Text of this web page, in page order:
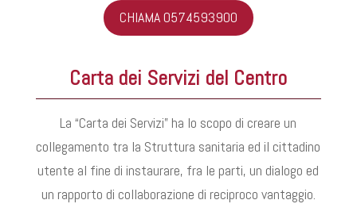
CHIAMA 0574593900
Carta dei Servizi del Centro
La “Carta dei Servizi” ha lo scopo di creare un
collegamento tra la Struttura sanitaria ed il cittadino
utente al fine di instaurare, fra le parti, un dialogo ed
un rapporto di collaborazione di reciproco vantaggio.